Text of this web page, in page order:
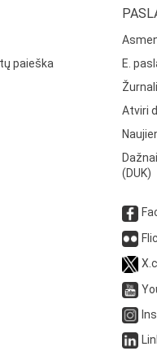
paieška
E.
Atviri
(DUK)